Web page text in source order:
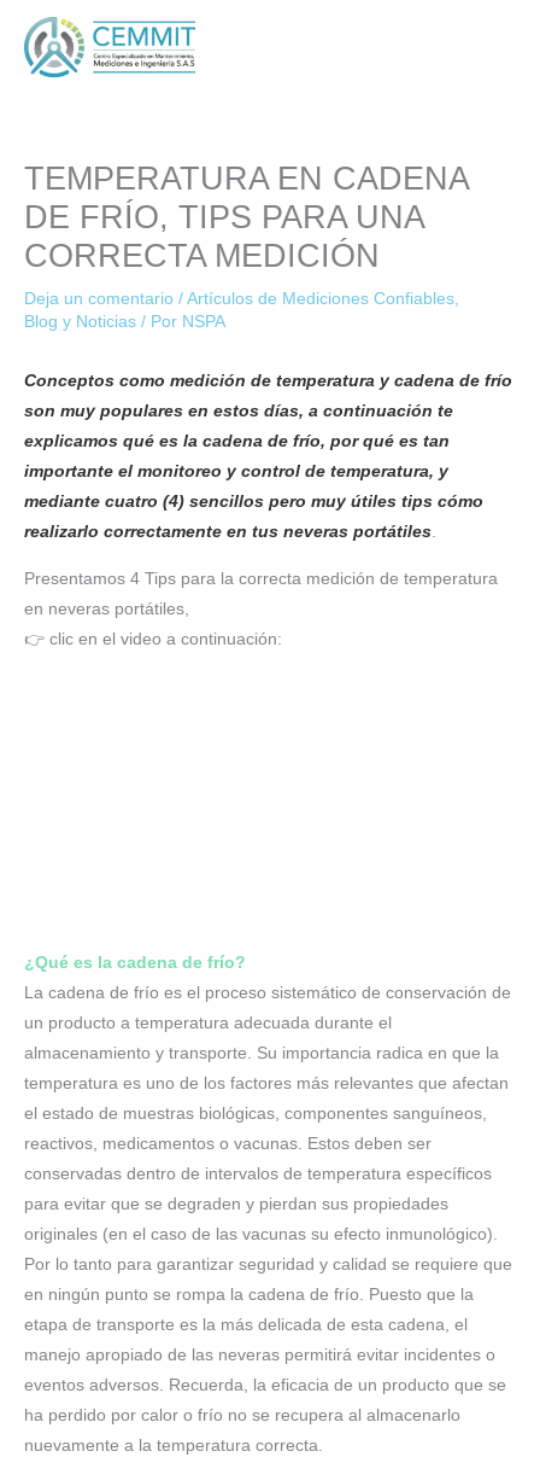
contenido
TEMPERATURA EN CADENA
DE FRÍO, TIPS PARA UNA
CORRECTA MEDICIÓN
Deja un comentario / Artículos de Mediciones Confiables,
Blog y Noticias / Por NSPA
Conceptos como medición de temperatura y cadena de frío
son muy populares en estos días, a continuación te
explicamos qué es la cadena de frío, por qué es tan
importante el monitoreo y control de temperatura, y
mediante cuatro (4) sencillos pero muy útiles tips cómo
realizarlo correctamente en tus neveras portátiles.
Presentamos 4 Tips para la correcta medición de temperatura
en neveras portátiles,
👉 clic en el video a continuación:
¿Qué es la cadena de frío?
La cadena de frío es el proceso sistemático de conservación de
un producto a temperatura adecuada durante el
almacenamiento y transporte. Su importancia radica en que la
temperatura es uno de los factores más relevantes que afectan
el estado de muestras biológicas, componentes sanguíneos,
reactivos, medicamentos o vacunas. Estos deben ser
conservadas dentro de intervalos de temperatura específicos
para evitar que se degraden y pierdan sus propiedades
originales (en el caso de las vacunas su efecto inmunológico).
Por lo tanto para garantizar seguridad y calidad se requiere que
en ningún punto se rompa la cadena de frío. Puesto que la
etapa de transporte es la más delicada de esta cadena, el
manejo apropiado de las neveras permitirá evitar incidentes o
eventos adversos. Recuerda, la eficacia de un producto que se
ha perdido por calor o frío no se recupera al almacenarlo
nuevamente a la temperatura correcta.